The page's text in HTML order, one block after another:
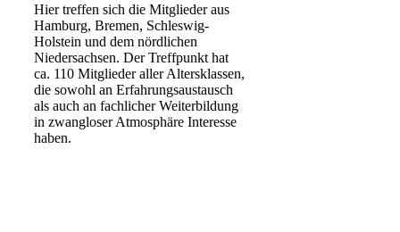
Hier treffen sich die Mitglieder aus
Hamburg, Bremen, Schleswig-
Holstein und dem nördlichen
Niedersachsen. Der Treffpunkt hat
ca. 110 Mitglieder aller Altersklassen,
die sowohl an Erfahrungsaustausch
als auch an fachlicher Weiterbildung
in zwangloser Atmosphäre Interesse
haben.